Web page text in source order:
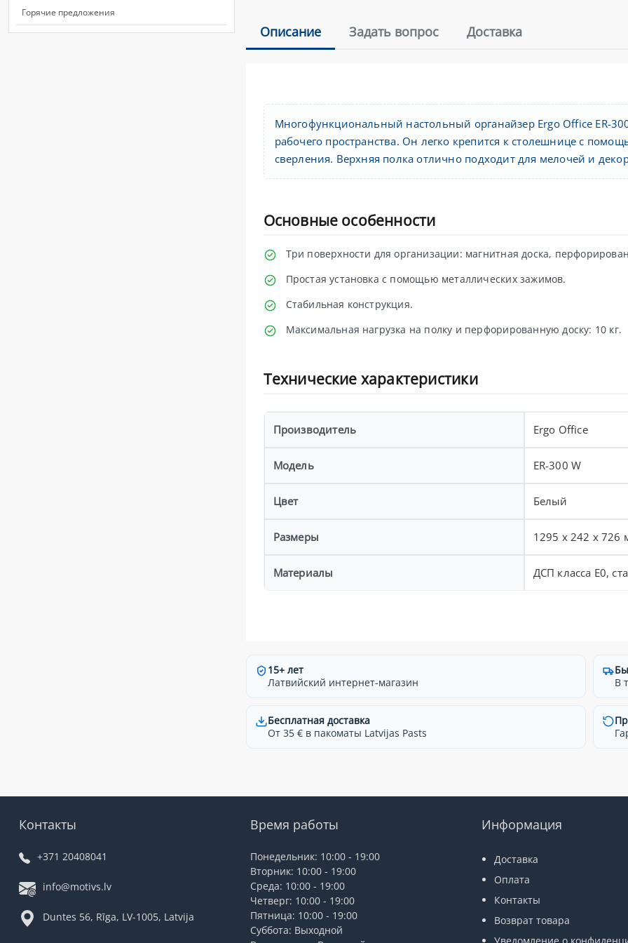
Горячие предложения
Описание Задать вопрос Доставка
Многофункциональный настольный органайзер Ergo Office ER-
рабочего пространства. Он легко крепится к столешнице с
сверления. Верхняя полка отлично подходит для мелочей и
Основные особенности
Три поверхности для организации: магнитная доска,
Простая установка с помощью металлических зажимов.
Стабильная конструкция.
Максимальная нагрузка на полку и перфорированную доску: 10 кг.
Технические характеристики
Производитель Ergo Office
Модель ER-300 W
Цвет Белый
Размеры 1295 x 242 x 726
Материалы ДСП класса E0,
15+ лет
Латвийский интернет-магазин
В
Бесплатная доставка
От 35 € в пакоматы Latvijas Pasts
Контакты
+371 20408041
info@motivs.lv
Duntes 56, Rīga, LV-1005, Latvija
Время работы
Понедельник: 10:00 - 19:00
Вторник: 10:00 - 19:00
Среда: 10:00 - 19:00
Четверг: 10:00 - 19:00
Пятница: 10:00 - 19:00
Суббота: Выходной
Информация
Доставка
Оплата
Контакты
Возврат товара